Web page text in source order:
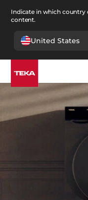
Indicate in which country
content.
United States
Πλύση >Πλυντήρια